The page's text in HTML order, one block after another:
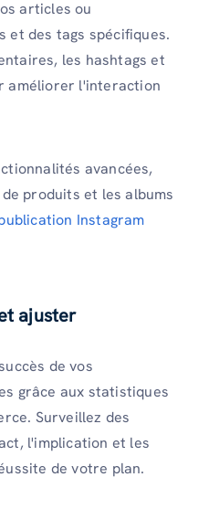
articles ou
et des tags spécifiques.
les hashtags et
améliorer l'interaction
avancées,
produits et les albums
Instagram
ajuster
de vos
grâce aux statistiques
Surveillez des
l'implication et les
de votre plan.